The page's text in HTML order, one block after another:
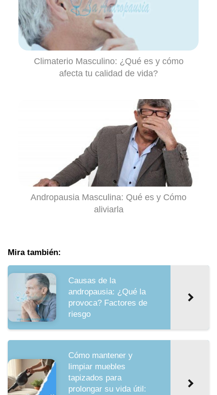
Climaterio Masculino: ¿Qué es y cómo
afecta tu calidad de vida?
Andropausia Masculina: Qué es y Cómo
aliviarla
Mira también:
Causas de la
andropausia: ¿Qué la
provoca? Factores de
riesgo
Cómo mantener y
limpiar muebles
tapizados para
prolongar su vida útil: